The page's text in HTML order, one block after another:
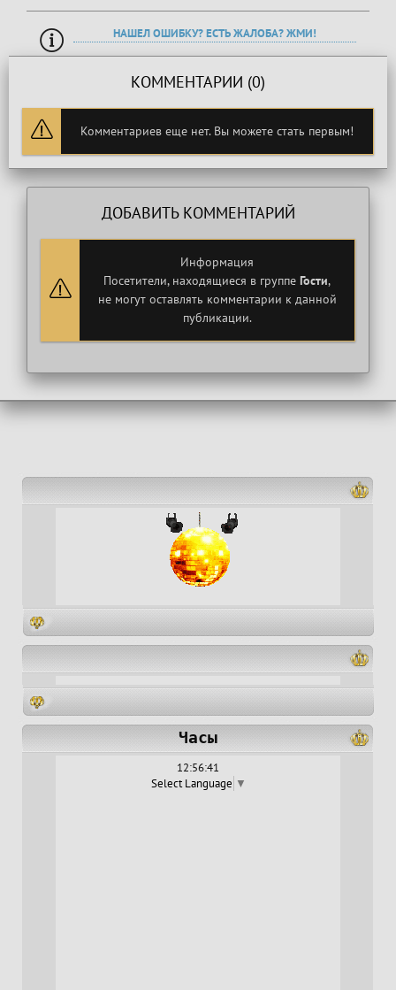
НАШЕЛ ОШИБКУ? ЕСТЬ ЖАЛОБА? ЖМИ!
КОММЕНТАРИИ (0)
Комментариев еще нет. Вы можете стать первым!
ДОБАВИТЬ КОММЕНТАРИЙ
Информация
Посетители, находящиеся в группе Гости,
не могут оставлять комментарии к данной
публикации.
Часы
12:56:41
Select Language ▼